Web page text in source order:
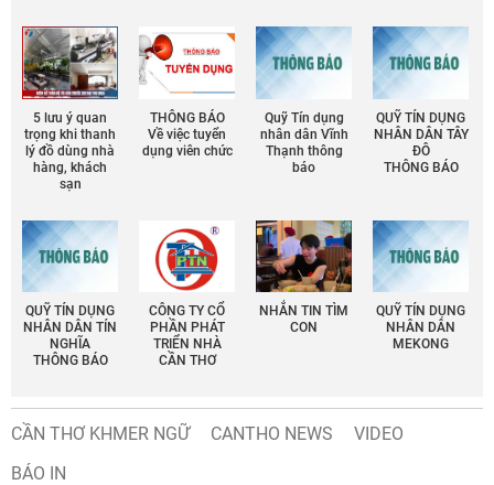
5 lưu ý quan
trọng khi thanh
lý đồ dùng nhà
hàng, khách
sạn
THÔNG BÁO
Về việc tuyển
dụng viên chức
Quỹ Tín dụng
nhân dân Vĩnh
Thạnh thông
báo
QUỸ TÍN DỤNG
NHÂN DÂN TÂY
ĐÔ
THÔNG BÁO
QUỸ TÍN DỤNG
NHÂN DÂN TÍN
NGHĨA
THÔNG BÁO
CÔNG TY CỔ
PHẦN PHÁT
TRIỂN NHÀ
CẦN THƠ
NHẮN TIN TÌM
CON
QUỸ TÍN DỤNG
NHÂN DÂN
MEKONG
CẦN THƠ KHMER NGỮ CANTHO NEWS
VIDEO
BÁO IN